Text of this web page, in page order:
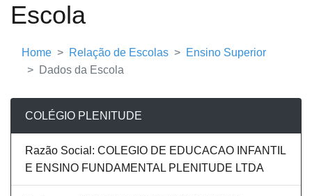
Escola
Home Relação de Escolas
Ensino Superior
Dados da Escola
COLÉGIO PLENITUDE
Razão Social: COLEGIO DE EDUCACAO INFANTIL
E ENSINO FUNDAMENTAL PLENITUDE LTDA